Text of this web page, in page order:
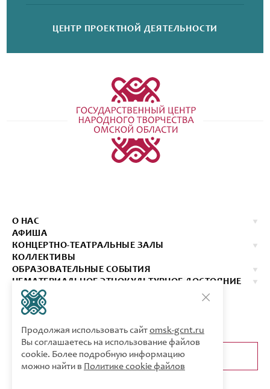
ЦЕНТР ПРОЕКТНОЙ ДЕЯТЕЛЬНОСТИ
О НАС
АФИША
КОНЦЕРТНО-ТЕАТРАЛЬНЫЕ ЗАЛЫ
КОЛЛЕКТИВЫ
ОБРАЗОВАТЕЛЬНЫЕ СОБЫТИЯ
НЕМАТЕРИАЛЬНОЕ ЭТНОКУЛЬТУРНОЕ ДОСТОЯНИЕ
ИЗДАНИЯ
КОНТАКТЫ
КУПИТЬ БИЛЕТ
ОБРАТНАЯ СВЯЗЬ
Продолжая использовать сайтomsk-gcnt.ru
Вы соглашаетесь на использование файлов
cookie. Более подробную информацию
можно найти в Политике cookie файлов